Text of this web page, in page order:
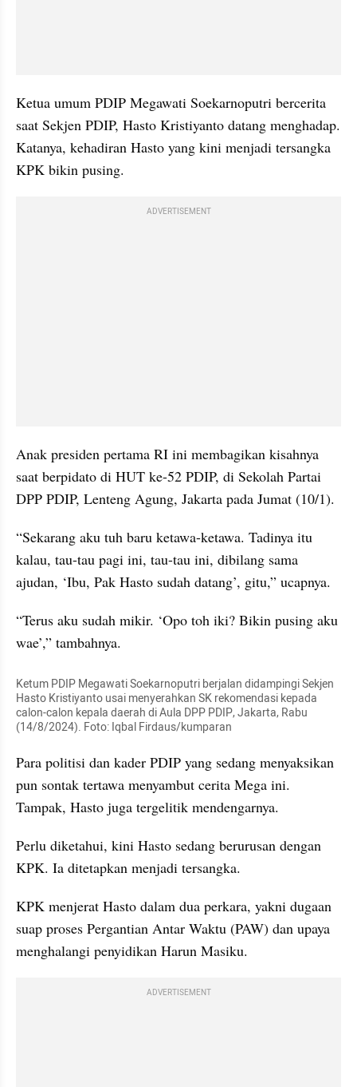
Ketua umum PDIP Megawati Soekarnoputri bercerita
saat Sekjen PDIP, Hasto Kristiyanto datang menghadap.
Katanya, kehadiran Hasto yang kini menjadi tersangka
KPK bikin pusing.
ADVERTISEMENT
Anak presiden pertama RI ini membagikan kisahnya
saat berpidato di HUT ke-52 PDIP, di Sekolah Partai
DPP PDIP, Lenteng Agung, Jakarta pada Jumat (10/1).
“Sekarang aku tuh baru ketawa-ketawa. Tadinya itu
kalau, tau-tau pagi ini, tau-tau ini, dibilang sama
ajudan, ‘Ibu, Pak Hasto sudah datang’, gitu,” ucapnya.
“Terus aku sudah mikir. ‘Opo toh iki? Bikin pusing aku
wae’,” tambahnya.
Ketum PDIP Megawati Soekarnoputri berjalan didampingi Sekjen
Hasto Kristiyanto usai menyerahkan SK rekomendasi kepada
calon-calon kepala daerah di Aula DPP PDIP, Jakarta, Rabu
(14/8/2024). Foto: Iqbal Firdaus/kumparan
Para politisi dan kader PDIP yang sedang menyaksikan
pun sontak tertawa menyambut cerita Mega ini.
Tampak, Hasto juga tergelitik mendengarnya.
Perlu diketahui, kini Hasto sedang berurusan dengan
KPK. Ia ditetapkan menjadi tersangka.
KPK menjerat Hasto dalam dua perkara, yakni dugaan
suap proses Pergantian Antar Waktu (PAW) dan upaya
menghalangi penyidikan Harun Masiku.
ADVERTISEMENT